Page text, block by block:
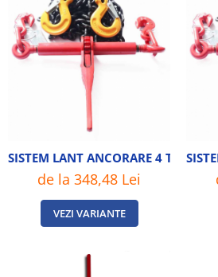
SISTEM LANT ANCORARE 4 TONE
de la 348,48 Lei
VEZI VARIANTE